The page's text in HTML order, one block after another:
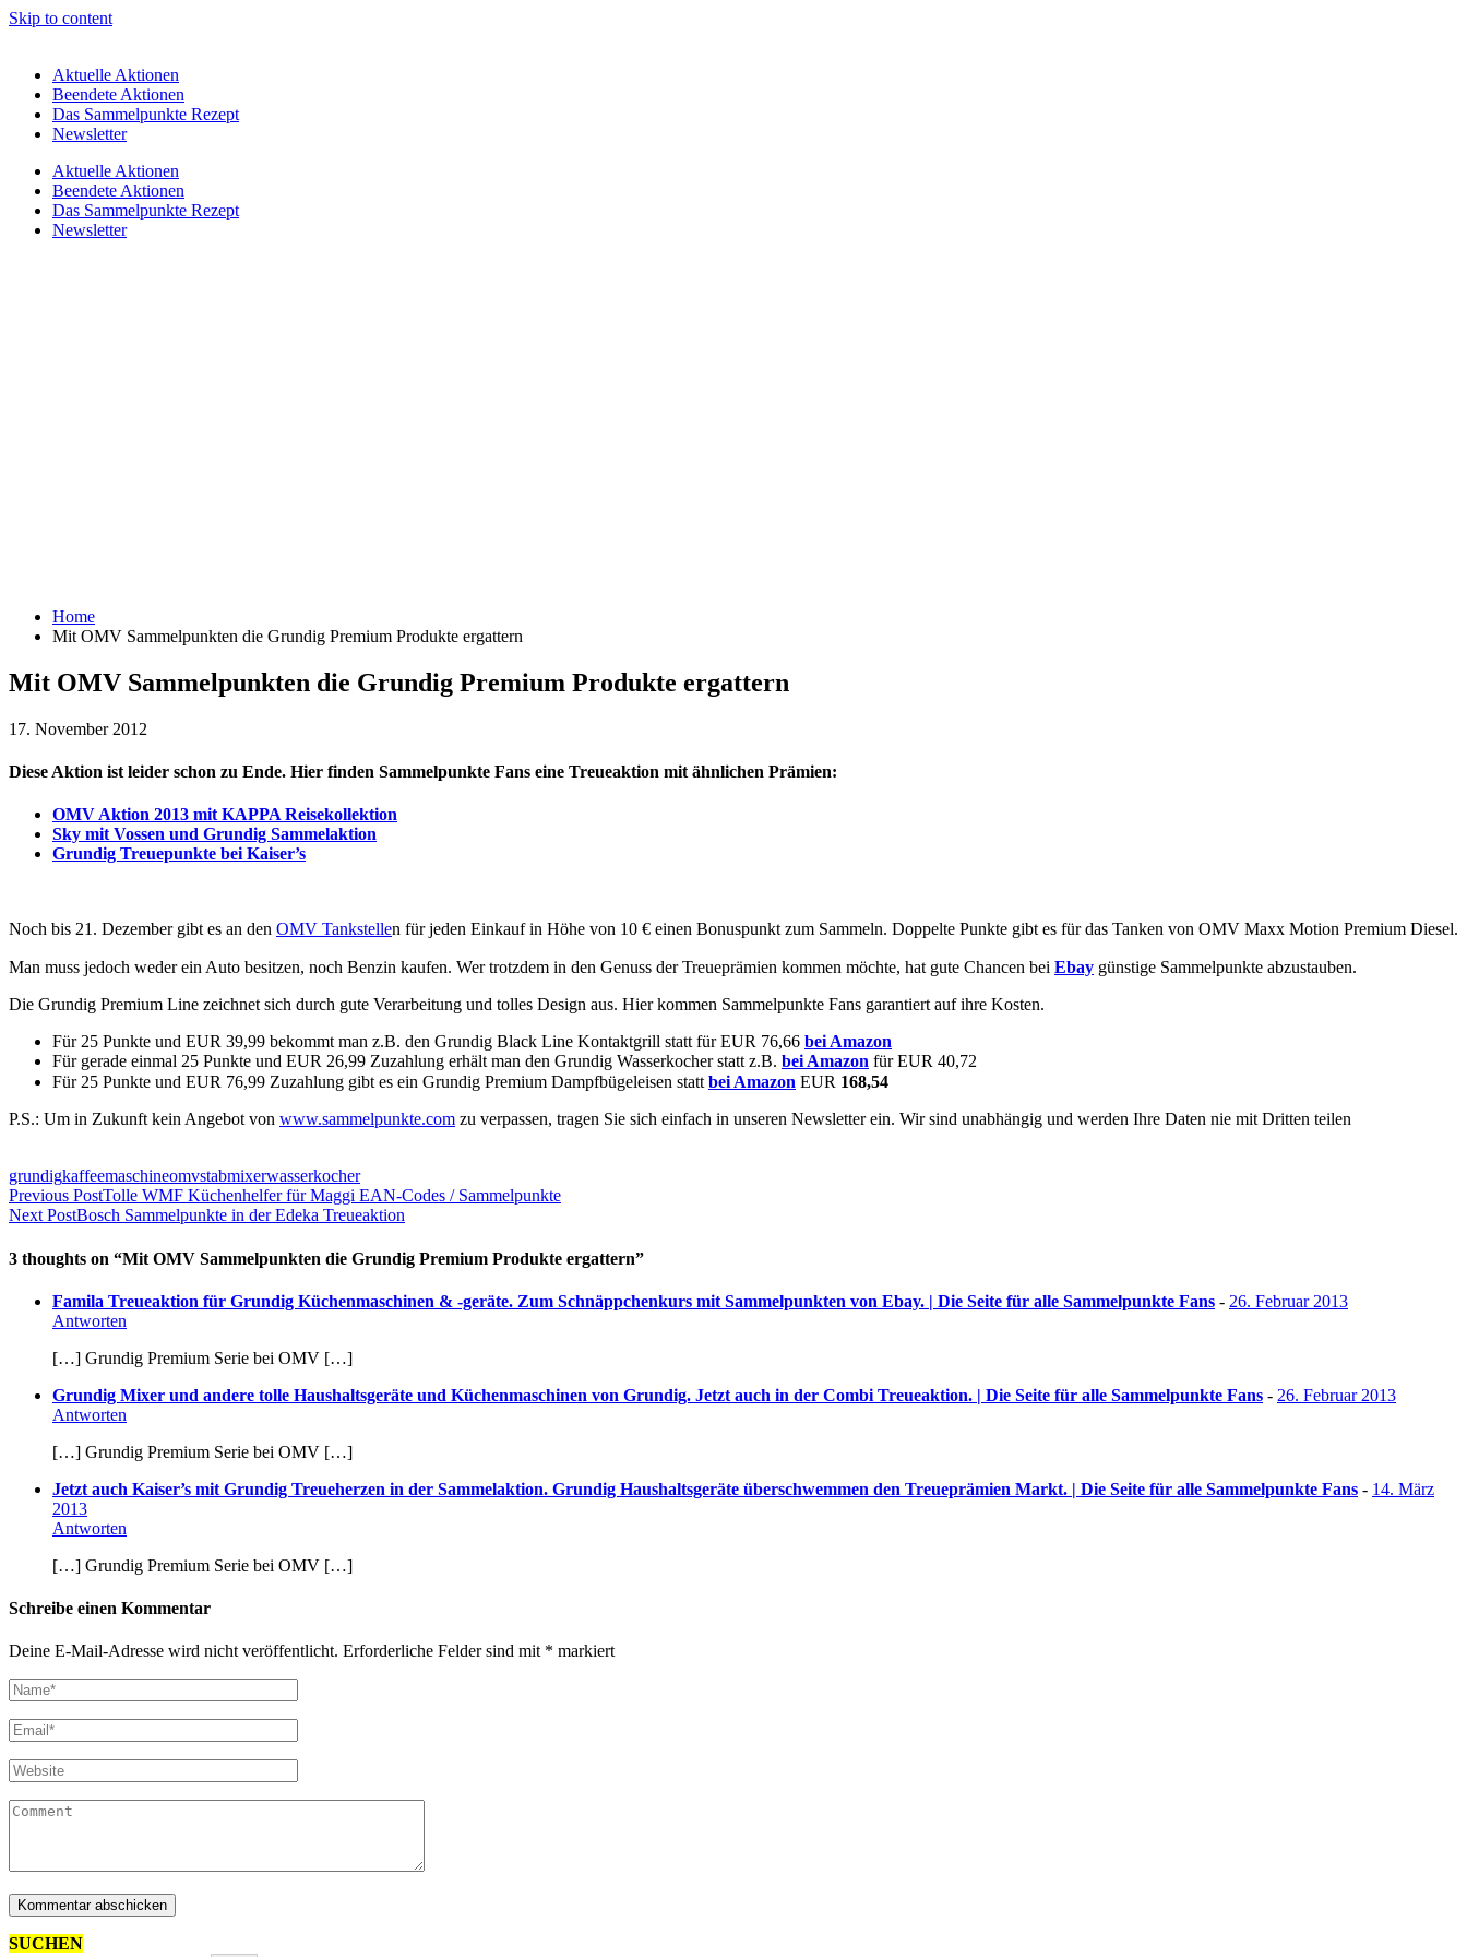
Skip to content
Aktuelle Aktionen
Beendete Aktionen
Das Sammelpunkte Rezept
Newsletter
Aktuelle Aktionen
Beendete Aktionen
Das Sammelpunkte Rezept
Newsletter
Home
Mit OMV Sammelpunkten die Grundig Premium Produkte ergattern
Mit OMV Sammelpunkten die Grundig Premium Produkte ergattern
17. November 2012
Diese Aktion ist leider schon zu Ende. Hier finden Sammelpunkte Fans eine Treueaktion mit ähnlichen Prämien:
OMV Aktion 2013 mit KAPPA Reisekollektion
Sky mit Vossen und Grundig Sammelaktion
Grundig Treuepunkte bei Kaiser’s
Noch bis 21. Dezember gibt es an den OMV Tankstellen für jeden Einkauf in Höhe von 10 € einen Bonuspunkt zum Sammeln. Doppelte Punkte gibt es für das Tanken von OMV Maxx Motion Premium Diesel.
Man muss jedoch weder ein Auto besitzen, noch Benzin kaufen. Wer trotzdem in den Genuss der Treueprämien kommen möchte, hat gute Chancen bei Ebay günstige Sammelpunkte abzustauben.
Die Grundig Premium Line zeichnet sich durch gute Verarbeitung und tolles Design aus. Hier kommen Sammelpunkte Fans garantiert auf ihre Kosten.
Für 25 Punkte und EUR 39,99 bekommt man z.B. den Grundig Black Line Kontaktgrill statt für EUR 76,66 bei Amazon
Für gerade einmal 25 Punkte und EUR 26,99 Zuzahlung erhält man den Grundig Wasserkocher statt z.B. bei Amazon für EUR 40,72
Für 25 Punkte und EUR 76,99 Zuzahlung gibt es ein Grundig Premium Dampfbügeleisen statt bei Amazon EUR 168,54
P.S.: Um in Zukunft kein Angebot von www.sammelpunkte.com zu verpassen, tragen Sie sich einfach in unseren Newsletter ein. Wir sind unabhängig und werden Ihre Daten nie mit Dritten teilen
grundigkaffeemaschineomvstabmixerwasserkocher
Previous PostTolle WMF Küchenhelfer für Maggi EAN-Codes / Sammelpunkte
Next PostBosch Sammelpunkte in der Edeka Treueaktion
3 thoughts on “Mit OMV Sammelpunkten die Grundig Premium Produkte ergattern”
Famila Treueaktion für Grundig Küchenmaschinen & -geräte. Zum Schnäppchenkurs mit Sammelpunkten von Ebay. | Die Seite für alle Sammelpunkte Fans - 26. Februar 2013
Antworten
[…] Grundig Premium Serie bei OMV […]
Grundig Mixer und andere tolle Haushaltsgeräte und Küchenmaschinen von Grundig. Jetzt auch in der Combi Treueaktion. | Die Seite für alle Sammelpunkte Fans - 26. Februar 2013
Antworten
[…] Grundig Premium Serie bei OMV […]
Jetzt auch Kaiser’s mit Grundig Treueherzen in der Sammelaktion. Grundig Haushaltsgeräte überschwemmen den Treueprämien Markt. | Die Seite für alle Sammelpunkte Fans - 14. März
2013
Antworten
[…] Grundig Premium Serie bei OMV […]
Schreibe einen Kommentar
Deine E-Mail-Adresse wird nicht veröffentlicht. Erforderliche Felder sind mit * markiert
SUCHEN